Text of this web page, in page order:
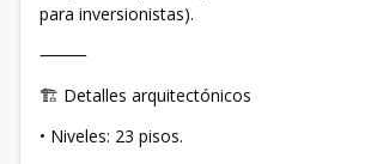
para inversionistas).
⸻
🏗 Detalles arquitectónicos
• Niveles: 23 pisos.